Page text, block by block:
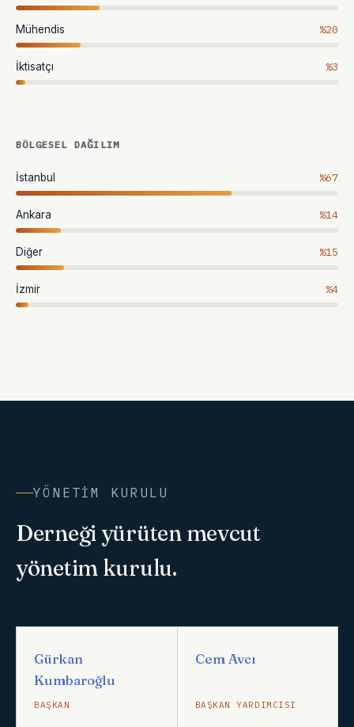
Mühendis %20
İktisatçı %3
BÖLGESEL DAĞILIM
İstanbul %67
Ankara %14
Diğer %15
İzmir %4
YÖNETIM KURULU
Derneği yürüten mevcut
yönetim kurulu.
Gürkan
Kumbaroğlu
BAŞKAN
Cem Avcı
BAŞKAN YARDIMCISI